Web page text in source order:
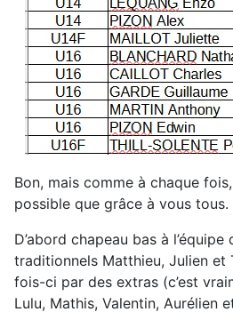
Bon, mais comme à chaque
possible que grâce à vous tous.
D’abord chapeau bas à
traditionnels Matthieu, Julien et
fois-ci par des extras (c’est
Lulu, Mathis, Valentin, Aurélien